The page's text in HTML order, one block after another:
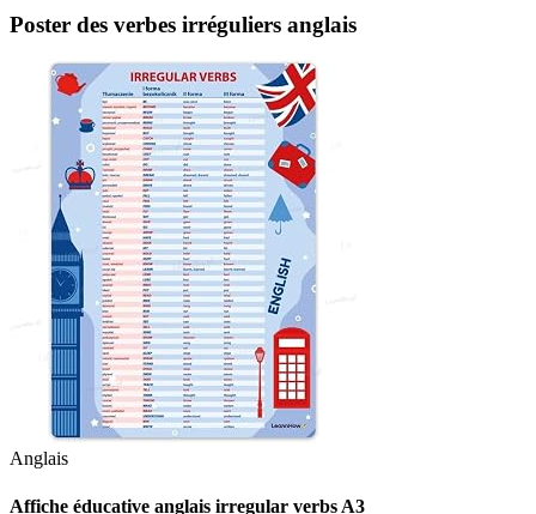
Poster des verbes irréguliers anglais
Anglais
Affiche éducative anglais irregular verbs A3